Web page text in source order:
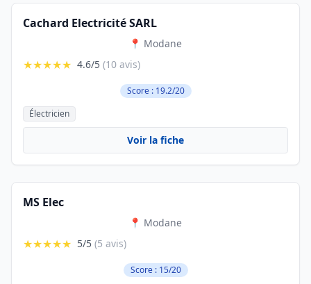
Cachard Electricité SARL
📍 Modane
★★★★★ 4.6/5 (10 avis)
Score : 19.2/20
Électricien
Voir la fiche
MS Elec
📍 Modane
★★★★★ 5/5 (5 avis)
Score : 15/20